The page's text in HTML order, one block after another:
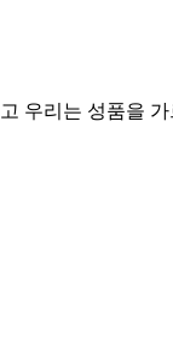
우리는 성품을